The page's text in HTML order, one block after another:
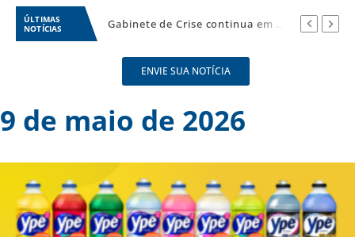
ÚLTIMAS
NOTÍCIAS
Homem de 65 anos desaparece após sair do trabalho em Americana Gabinete de Crise continua em operação após ciclone provocar 15 ocorrências em São Paulo
ENVIE SUA NOTÍCIA
9 de maio de 2026